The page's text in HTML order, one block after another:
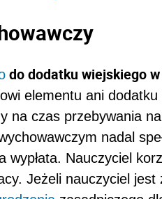
do dodatku wiejskiego
elementu ani dodatku
na czas przebywania
nadal
Nauczyciel
Jeżeli nauczyciel jest